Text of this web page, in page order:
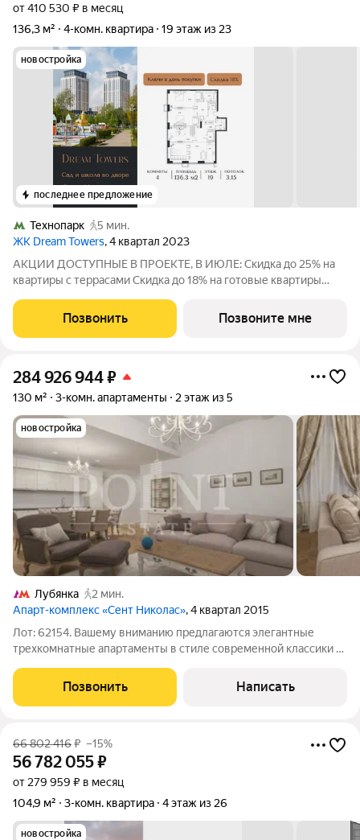
от 410 530 ₽ в месяц
136,3 м²
4-комн. квартира 19 этаж из 23
новостройка
последнее предложение
Технопарк
5 мин.
ЖК Dream Towers, 4 квартал 2023
АКЦИИ ДОСТУПНЫЕ В ПРОЕКТЕ, В ИЮЛЕ: Скидка до 25% на
квартиры с террасами Скидка до 18% на готовые квартиры
данную квартиру действует Скидка 18% и она уже учтена в
стоимости. Скидка действуют
Позвонить Позвоните мне
284 926 944₽
130 м² 3-комн. апартаменты 2 этаж из 5
новостройка
Лубянка
2 мин.
Апарт-комплекс «Сент Николас», 4 квартал 2015
Лот: 62154. Вашему вниманию предлагаются элегантные
трехкомнатные апартаменты в стиле современной классики в
гостиная, совмещенная с кухней и обеденной зоной, две
спальни со своими санузлами
Позвонить Написать
66 802 416₽ –15%
56 782 055₽
от 279 959 ₽ в месяц
104,9 м²
3-комн. квартира 4 этаж из 26
новостройка